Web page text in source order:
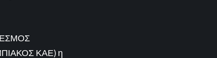
ΚΑΕ) η